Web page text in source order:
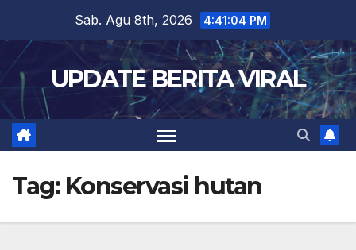
content
Sab. Agu 8th, 2026 4:41:04 PM
UPDATE BERITA VIRAL
Tag: Konservasi hutan